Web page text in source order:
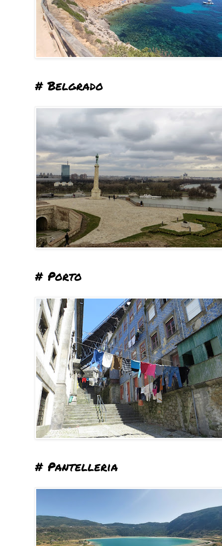
# Belgrado
# Porto
# Pantelleria